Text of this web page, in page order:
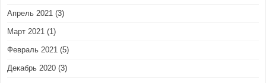
Апрель 2021 (3)
Март 2021 (1)
Февраль 2021 (5)
Декабрь 2020 (3)